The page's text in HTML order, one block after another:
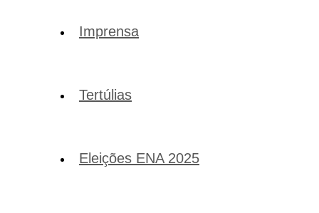
Imprensa
Tertúlias
Eleições ENA 2025